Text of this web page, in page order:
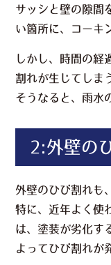
サッシと壁の隙間
い箇所に、コーキ
しかし、時間の経
割れが生じてしま
そうなると、雨水
2:外壁の
外壁のひび割れも
特に、近年よく使
は、塗装が劣化す
よってひび割れが